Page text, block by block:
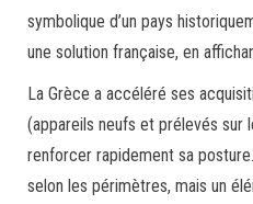
symbolique d’un pays
une solution française, en
La Grèce a accéléré ses
(appareils neufs et prélevés sur
renforcer rapidement sa
selon les périmètres, mais un